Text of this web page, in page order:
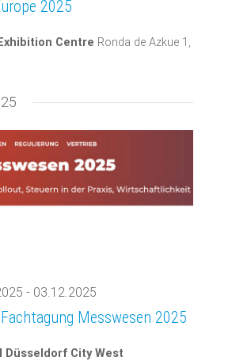
2025
Centre Ronda de Azkue 1,
- 03.12.2025
Fachtagung Messwesen 2025
Düsseldorf City West